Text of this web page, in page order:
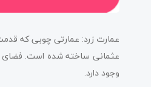
عثمانی ساخته شده است. فضای
وجود دارد.